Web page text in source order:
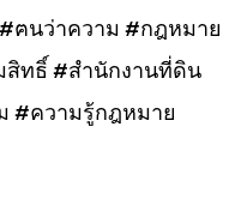
ฅนว่าความ #กฎหมาย
ทธิ์ #สำนักงานที่ดิน
#ความรู้กฎหมาย